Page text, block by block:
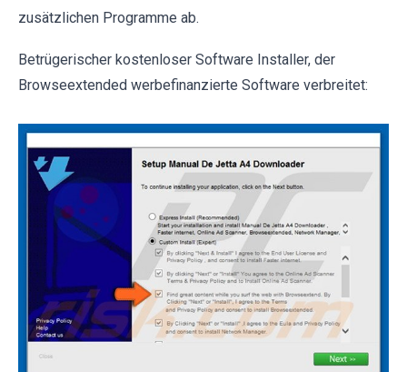
zusätzlichen Programme ab.
Betrügerischer kostenloser Software Installer, der
Browseextended werbefinanzierte Software verbreitet: